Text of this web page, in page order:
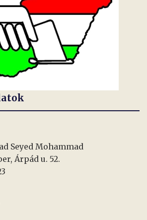
Seyed Mohammad
Árpád u. 52.